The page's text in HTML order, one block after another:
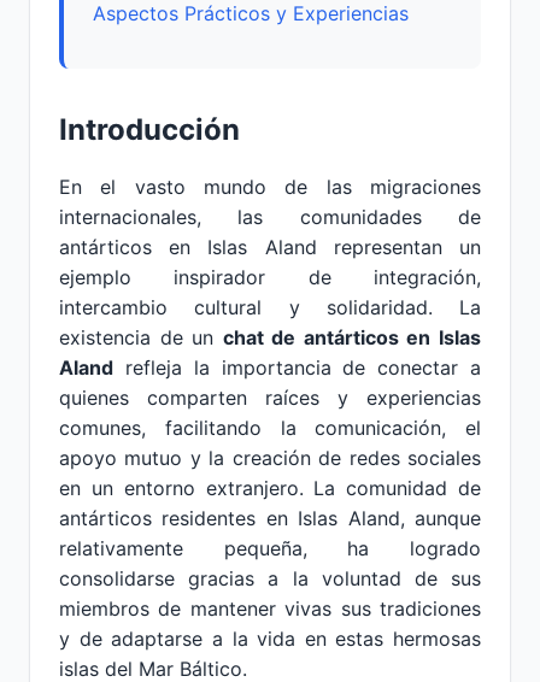
Aspectos Prácticos y Experiencias
Introducción
En el vasto mundo de las migraciones
internacionales, las comunidades de
antárticos en Islas Aland representan un
ejemplo inspirador de integración,
intercambio cultural y solidaridad. La
existencia de un chat de antárticos en Islas
Aland refleja la importancia de conectar a
quienes comparten raíces y experiencias
comunes, facilitando la comunicación, el
apoyo mutuo y la creación de redes sociales
en un entorno extranjero. La comunidad de
antárticos residentes en Islas Aland, aunque
relativamente pequeña, ha logrado
consolidarse gracias a la voluntad de sus
miembros de mantener vivas sus tradiciones
y de adaptarse a la vida en estas hermosas
islas del Mar Báltico.